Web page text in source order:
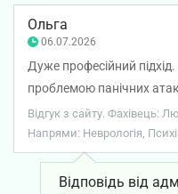
турботу про себе
змін. Бажаємо вам
Ольга
06.07.2026
Дуже професійний
проблемою панічних
Відгук з сайту. Фахівець:
Напрями: Неврологія,
Відповідь від